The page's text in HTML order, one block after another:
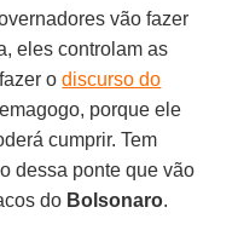
vão fazer
eles controlam as
odiscurso do
porque ele
cumprir. Tem
dessa ponte que vão
do Bolsonaro.